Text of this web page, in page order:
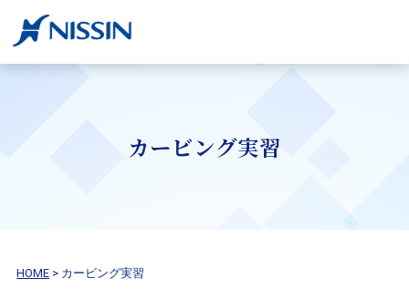
カービング実習
HOME > カービング実習